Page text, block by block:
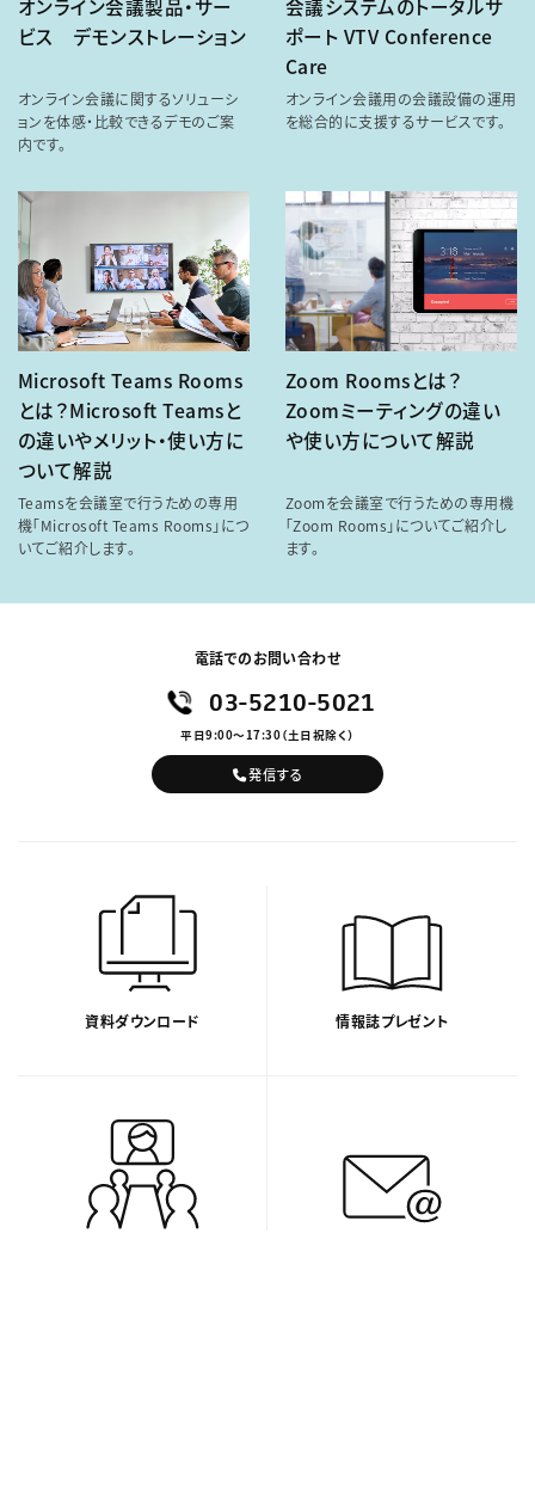
オンライン会議製品・サー
ビス デモンストレーション
オンライン会議に関するソリューシ
ョンを体感・比較できるデモのご案
内です。
会議システムのトータルサ
ポート VTV Conference
Care
オンライン会議用の会議設備の運用
を総合的に支援するサービスです。
Microsoft Teams Rooms
とは？Microsoft Teamsと
の違いやメリット・使い方に
ついて解説
Teamsを会議室で行うための専用
機「Microsoft Teams Rooms」につ
いてご紹介します。
Zoom Roomsとは？
Zoomミーティングの違い
や使い方について解説
Zoomを会議室で行うための専用機
「Zoom Rooms」についてご紹介し
ます。
03-5210-5021
平日9:00～17:30（土日祝除く）
発信する
電話でのお問い合わせ
資料ダウンロード 情報誌プレゼント